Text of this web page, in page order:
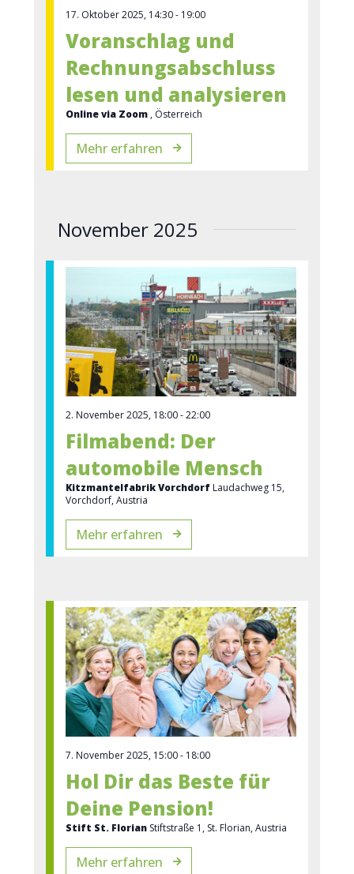
-
a
t
i
o
n
n
h
t
e
n
-
i
o
n
17. Oktober 2025, 14:30- 19:00
Voranschlag und
Rechnungsabschluss
lesen und analysieren
Online via Zoom , Österreich
Mehr erfahren
November 2025
2. November 2025, 18:00-22:00
Filmabend: Der
automobile Mensch
Kitzmantelfabrik Vorchdorf Laudachweg 15,
Vorchdorf, Austria
Mehr erfahren
7. November 2025, 15:00- 18:00
Hol Dir das Beste für
Deine Pension!
Stift St. Florian Stiftstraße 1, St. Florian, Austria
Mehr erfahren